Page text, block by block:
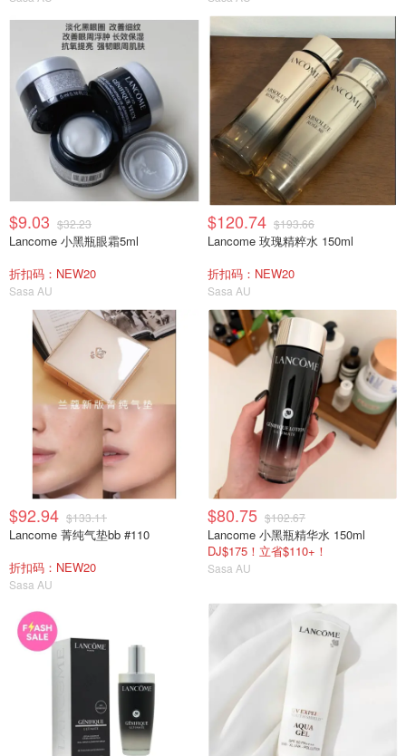
$9.03 $32.23
Lancome 小黑瓶眼霜5ml
折扣码：NEW20
Sasa AU
$120.74 $193.66
Lancome 玫瑰精粹水 150ml
折扣码：NEW20
Sasa AU
$92.94 $133.11
Lancome 菁纯气垫bb #110
折扣码：NEW20
Sasa AU
$80.75 $102.67
Lancome 小黑瓶精华水 150ml
DJ$175！立省$110+！
Sasa AU